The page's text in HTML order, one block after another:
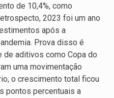
de 10,4%, como
2023 foi um ano
após a
Prova disso é
de aditivos como Copa do
uma movimentação
o crescimento total ficou
pontos percentuais a